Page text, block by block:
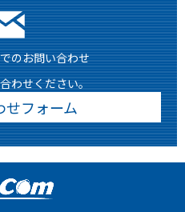
のお問い合わせ
わせください。
せフォーム